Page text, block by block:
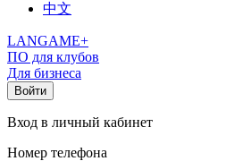
中文
LANGAME+
ПО для клубов
Для бизнеса
Войти
Вход в личный кабинет
Номер телефона